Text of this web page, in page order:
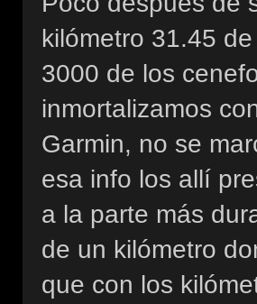
kilómetro 31.45
3000 de los
inmortalizamos
Garmin, no se
esa info los allí
a la parte más
de un kilómetro
que con los